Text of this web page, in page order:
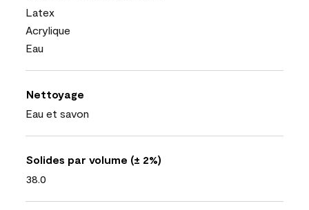
Latex
Acrylique
Eau
Nettoyage
Eau et savon
Solides par volume (± 2%)
38.0